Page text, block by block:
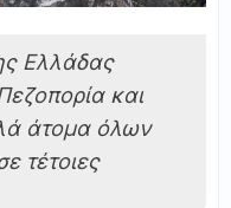
Ελλάδας
και
άτομα όλων
τέτοιες